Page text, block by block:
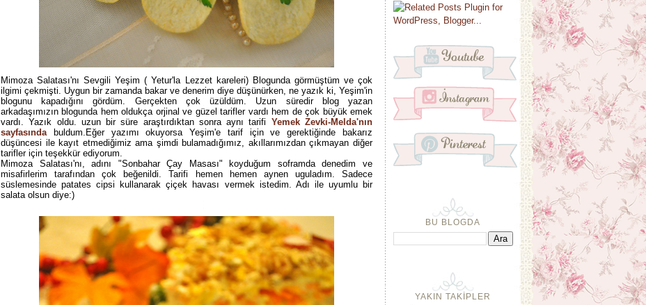
BU BLOGDA
YAKIN TAKİPLER
Mimoza Salatası'nı Sevgili Yeşim ( Yetur'la Lezzet kareleri) Blogunda görmüştüm ve çok
ilgimi çekmişti. Uygun bir zamanda bakar ve denerim diye düşünürken, ne yazık ki, Yeşim'in
blogunu kapadığını gördüm. Gerçekten çok üzüldüm. Uzun süredir blog yazan
arkadaşımızın blogunda hem oldukça orjinal ve güzel tarifler vardı hem de çok büyük emek
vardı. Yazık oldu. uzun bir süre araştırdıktan sonra aynı tarifi Yemek Zevki-Melda'nın
sayfasındabuldum.Eğer yazımı okuyorsa Yeşim'e tarif için ve gerektiğinde bakarız
düşüncesi ile kayıt etmediğimiz ama şimdi bulamadığımız, akıllarımızdan çıkmayan diğer
tarifler için teşekkür ediyorum.
Mimoza Salatası'nı, adını "Sonbahar Çay Masası" koyduğum soframda denedim ve
misafirlerim tarafından çok beğenildi. Tarifi hemen hemen aynen uguladım. Sadece
süslemesinde patates cipsi kullanarak çiçek havası vermek istedim. Adı ile uyumlu bir
salata olsun diye:)